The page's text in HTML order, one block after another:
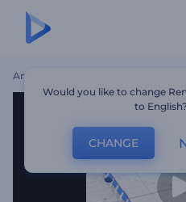
Ana Sayfa
Would you like to change
to English?
CHANGE